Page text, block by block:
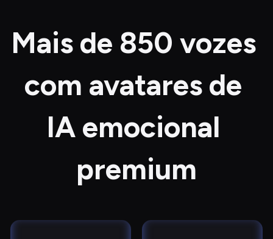
Mais de 850 vozes
com avatares de
IA emocional
premium